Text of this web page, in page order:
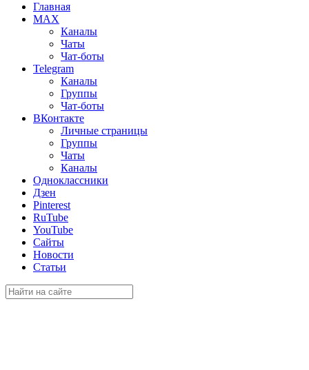
Главная
MAX
Каналы
Чаты
Чат-боты
Telegram
Каналы
Группы
Чат-боты
ВКонтакте
Личные страницы
Группы
Чаты
Каналы
Одноклассники
Дзен
Pinterest
RuTube
YouTube
Сайты
Новости
Статьи